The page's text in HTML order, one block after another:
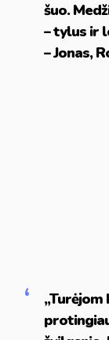
šuo.
– tylus ir
– Jonas,
„Turėjom